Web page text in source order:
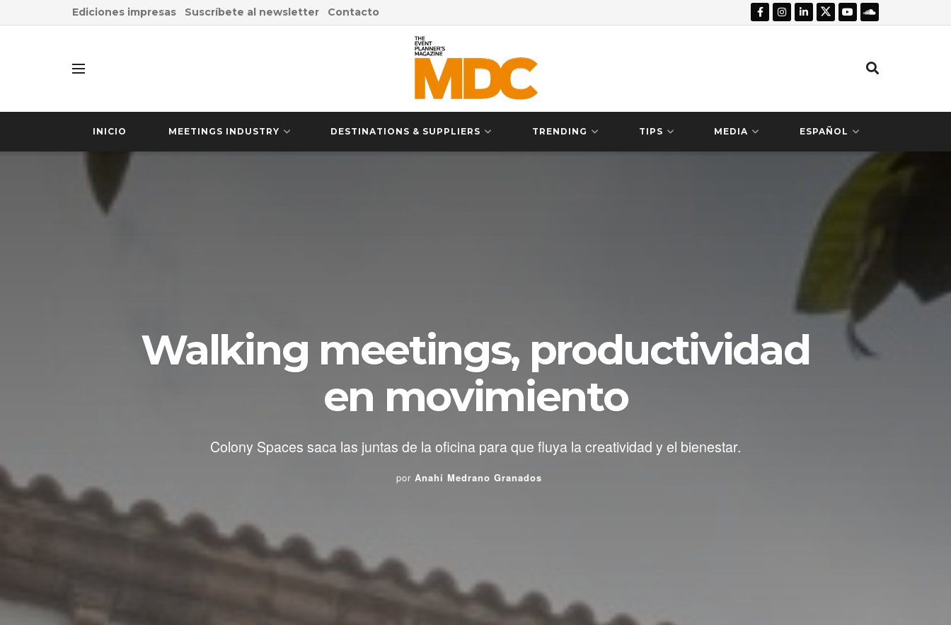
Ediciones impresas Suscríbete al newsletter Contacto
INICIO MEETINGS INDUSTRY DESTINATIONS & SUPPLIERS TRENDING TIPS MEDIA ESPAÑOL
Walking meetings, productividad
en movimiento
Colony Spaces saca las juntas de la oficina para que fluya la creatividad y el bienestar.
por Anahí Medrano Granados